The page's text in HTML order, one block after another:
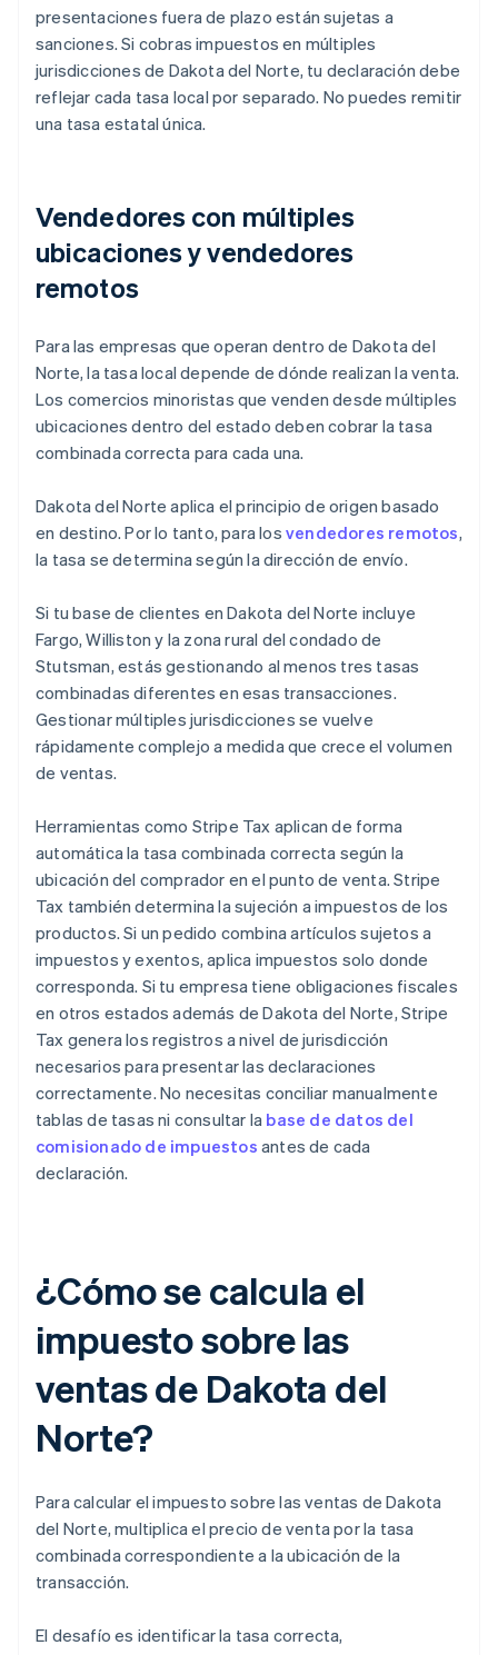
presentaciones fuera de plazo están sujetas a
sanciones. Si cobras impuestos en múltiples
jurisdicciones de Dakota del Norte, tu declaración debe
reflejar cada tasa local por separado. No puedes remitir
una tasa estatal única.
Vendedores con múltiples
ubicaciones y vendedores
remotos
Para las empresas que operan dentro de Dakota del
Norte, la tasa local depende de dónde realizan la venta.
Los comercios minoristas que venden desde múltiples
ubicaciones dentro del estado deben cobrar la tasa
combinada correcta para cada una.
Dakota del Norte aplica el principio de origen basado
en destino. Por lo tanto, para los vendedores remotos,
la tasa se determina según la dirección de envío.
Si tu base de clientes en Dakota del Norte incluye
Fargo, Williston y la zona rural del condado de
Stutsman, estás gestionando al menos tres tasas
combinadas diferentes en esas transacciones.
Gestionar múltiples jurisdicciones se vuelve
rápidamente complejo a medida que crece el volumen
de ventas.
Herramientas como Stripe Tax aplican de forma
automática la tasa combinada correcta según la
ubicación del comprador en el punto de venta. Stripe
Tax también determina la sujeción a impuestos de los
productos. Si un pedido combina artículos sujetos a
impuestos y exentos, aplica impuestos solo donde
corresponda. Si tu empresa tiene obligaciones fiscales
en otros estados además de Dakota del Norte, Stripe
Tax genera los registros a nivel de jurisdicción
necesarios para presentar las declaraciones
correctamente. No necesitas conciliar manualmente
tablas de tasas ni consultar la base de datos del
comisionado de impuestos antes de cada
declaración.
¿Cómo se calcula el
impuesto sobre las
ventas de Dakota del
Norte?
Para calcular el impuesto sobre las ventas de Dakota
del Norte, multiplica el precio de venta por la tasa
combinada correspondiente a la ubicación de la
transacción.
El desafío es identificar la tasa correcta,